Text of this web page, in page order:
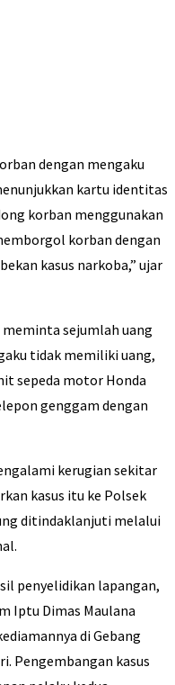
dengan mengaku
kartu identitas
korban menggunakan
korban dengan
kasus narkoba,” ujar
sejumlah uang
tidak memiliki uang,
sepeda motor Honda
genggam dengan
kerugian sekitar
kasus itu ke Polsek
ditindaklanjuti melalui
penyelidikan lapangan,
Iptu Dimas Maulana
di Gebang
Pengembangan kasus